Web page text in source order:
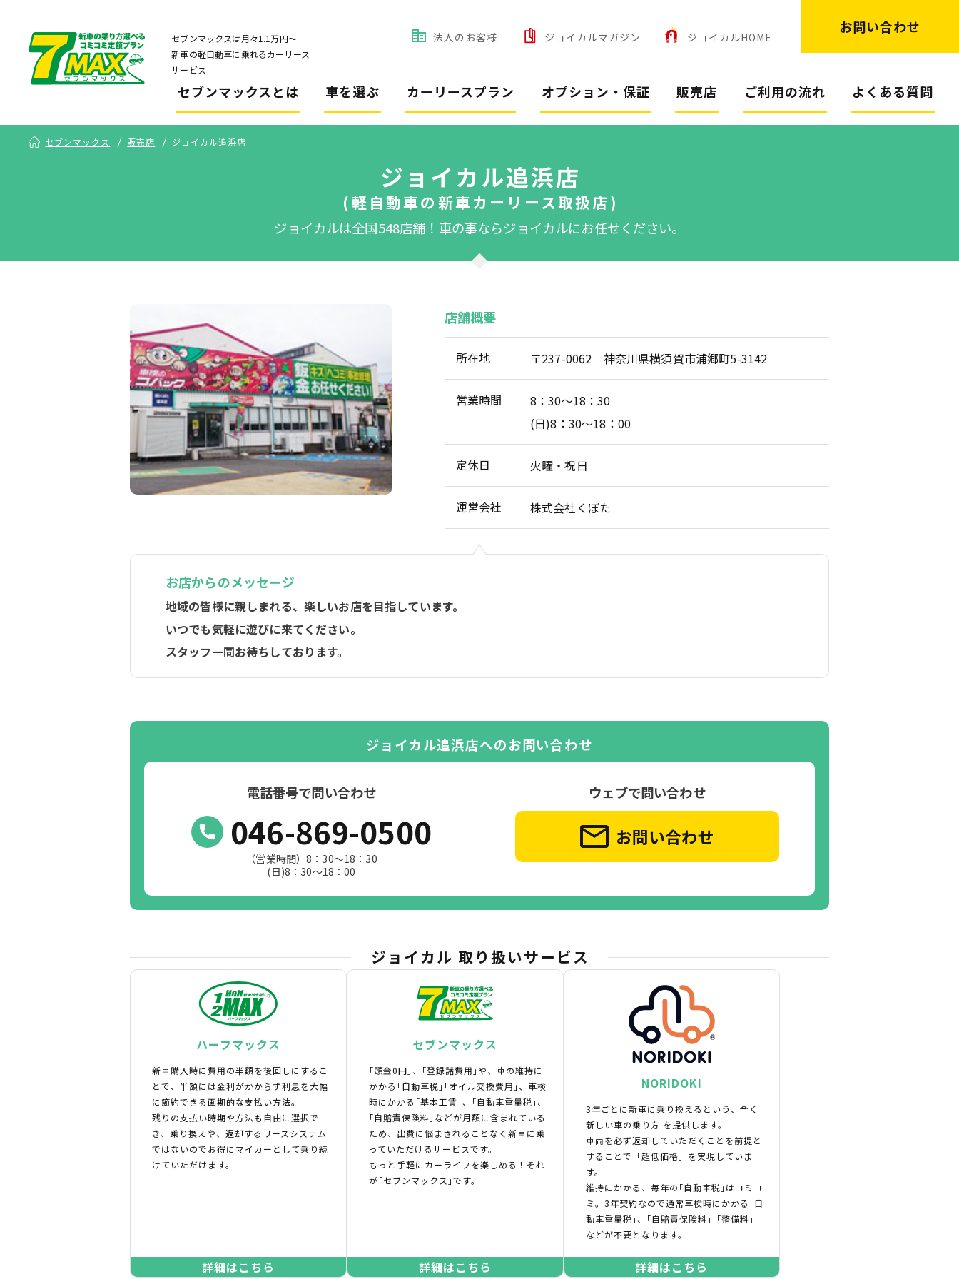
セブンマックスは月々1.1万円〜
新車の軽自動車に乗れるカーリース
サービス
法人のお客様 ジョイカルマガジン ジョイカルHOME
お問い合わせ
セブンマックスとは 車を選ぶ カーリースプラン オプション・保証 販売店 ご利用の流れ よくある質問
セブンマックス 販売店 ジョイカル追浜店
ジョイカル追浜店
(軽自動車の新車カーリース取扱店)
ジョイカルは全国548店舗！ 車の事ならジョイカルにお任せください。
店舗概要
所在地 〒237-0062 神奈川県横須賀市浦郷町5-3142
営業時間
8：30～18：30
(日)8：30～18：00
定休日 火曜・祝日
運営会社 株式会社くぼた
お店からのメッセージ
地域の皆様に親しまれる、楽しいお店を目指しています。
いつでも気軽に遊びに来てください。
スタッフ一同お待ちしております。
ジョイカル追浜店へのお問い合わせ
電話番号で問い合わせ
046-869-0500
（営業時間）8：30～18：30
(日)8：30～18：00
ウェブで問い合わせ
お問い合わせ
ジョイカル 取り扱いサービス
ハーフマックス
新車購入時に費用の半額を後回しにするこ
とで、半額には金利がかからず利息を大幅
に節約できる画期的な支払い方法。
残りの支払い時期や方法も自由に選択で
き、乗り換えや、返却するリースシステム
ではないのでお得にマイカーとして乗り続
けていただけます。
詳細はこちら
セブンマックス
｢頭金0円｣、｢登録諸費用｣や、車の維持に
かかる｢自動車税｣｢オイル交換費用｣、車検
時にかかる｢基本工賃｣、｢自動車重量税｣、
｢自賠責保険料｣などが月額に含まれている
ため、出費に悩まされることなく新車に乗
っていただけるサービスです。
もっと手軽にカーライフを楽しめる！それ
が｢セブンマックス｣です。
詳細はこちら
NORIDOKI
3年ごとに新車に乗り換えるという、全く
新しい車の乗り方 を提供します。
車両を必ず返却していただくことを前提と
することで「超低価格」を実現していま
す。
維持にかかる、毎年の｢自動車税｣はコミコ
ミ。3年契約なので通常車検時にかかる｢自
動車重量税｣、｢自賠責保険料｣「整備料」
などが不要となります。
詳細はこちら